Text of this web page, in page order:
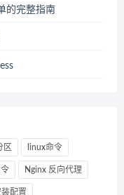
的完整指南
区 linux命令
Nginx 反向代理
配置